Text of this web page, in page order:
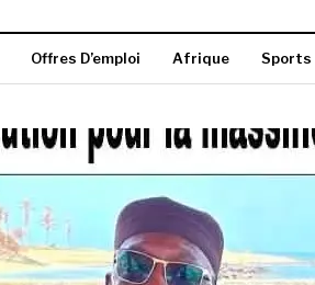
Offres D’emploi Afrique Sports